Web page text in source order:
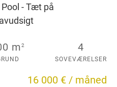
- Tæt på
m2 4
SOVEVÆRELSER
16 000 € / måned